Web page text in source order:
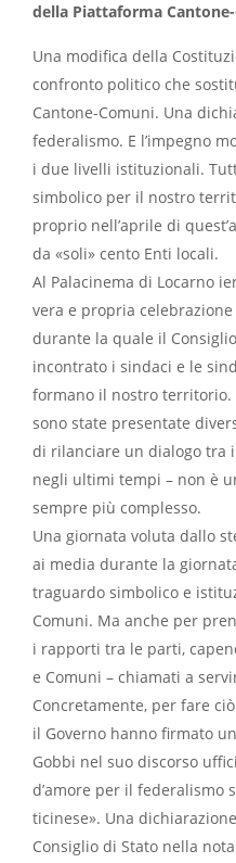
della Piattaforma
Una modifica della
confronto politico che
Cantone-Comuni. Una
federalismo. E l’impegno
i due livelli istituzionali.
simbolico per il nostro
proprio nell’aprile di
da «soli» cento Enti locali.
Al Palacinema di Locarno
vera e propria
durante la quale il
incontrato i sindaci e le
formano il nostro territorio.
sono state presentate
di rilanciare un dialogo tra
negli ultimi tempi – non è
sempre più complesso.
Una giornata voluta dallo
ai media durante la
traguardo simbolico e
Comuni. Ma anche per
i rapporti tra le parti,
e Comuni – chiamati a
Concretamente, per fare
il Governo hanno firmato
Gobbi nel suo discorso
d’amore per il federalismo
ticinese». Una
Consiglio di Stato nella